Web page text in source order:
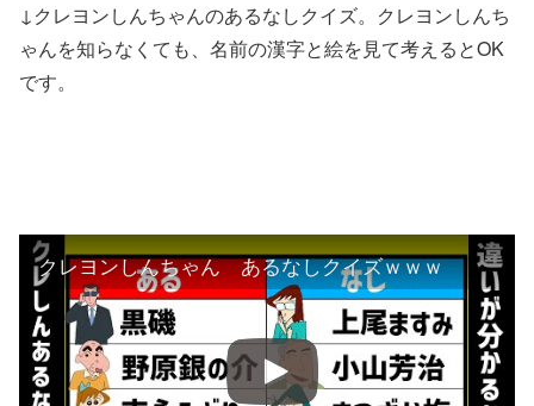
↓クレヨンしんちゃんのあるなしクイズ。クレヨンしんち
ゃんを知らなくても、名前の漢字と絵を見て考えるとOK
です。
クレヨンしんちゃん あるなしクイズｗｗｗ